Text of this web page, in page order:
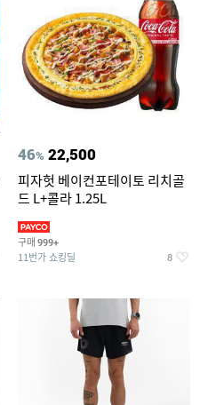
46% 22,500
피자헛 베이컨포테이토 리치골
드 L+콜라 1.25L
구매 999+
11번가 쇼킹딜 8